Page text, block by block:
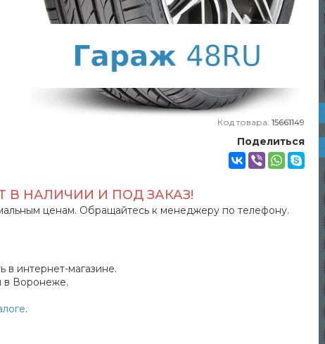
Код товара: 15661149
Поделиться
В НАЛИЧИИ И ПОД ЗАКАЗ!
ценам. Обращайтесь к менеджеру по телефону.
в интернет-магазине.
в Воронеже.
.